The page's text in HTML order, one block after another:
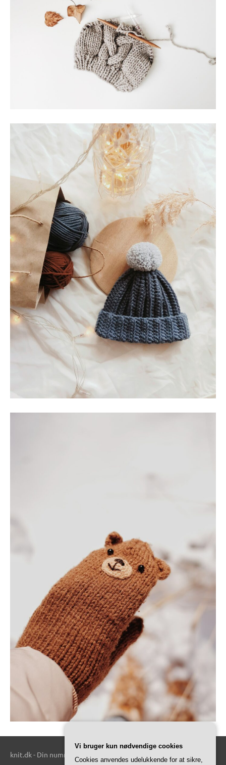
knit.dk - Din nummer 1 kilde til alt relateret til strik.
Vi bruger kun nødvendige cookies
Cookies anvendes udelukkende for at sikre,